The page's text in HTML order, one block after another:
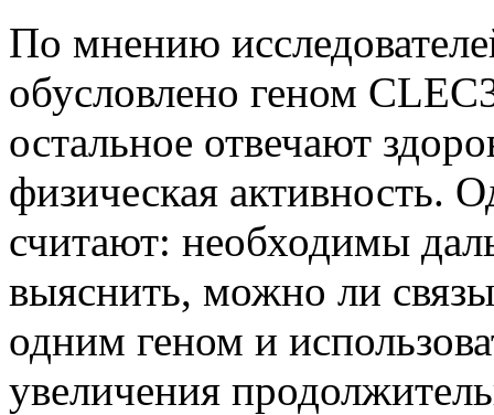
По мнению
обусловлено геном
остальное отвечают
физическая активность.
считают: необходимы
выяснить, можно ли
одним геном и
увеличения